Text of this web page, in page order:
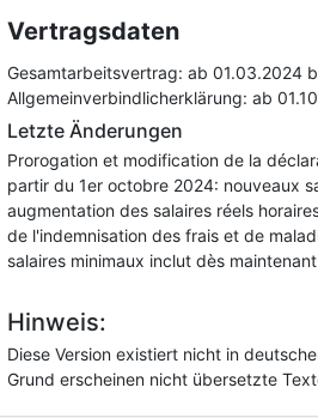
Vertragsdaten
Gesamtarbeitsvertrag: ab 01.03.2024
Allgemeinverbindlicherklärung: ab
Letzte Änderungen
Prorogation et modification de la
partir du 1er octobre 2024: nouveaux
augmentation des salaires réels
de l'indemnisation des frais et de
salaires minimaux inclut dès
Hinweis:
Diese Version existiert nicht in
Grund erscheinen nicht übersetzte